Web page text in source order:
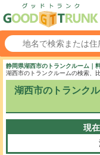
静岡県湖西市のトランクルーム｜
湖西市のトランクルームの検索、
湖西市のトランク
現